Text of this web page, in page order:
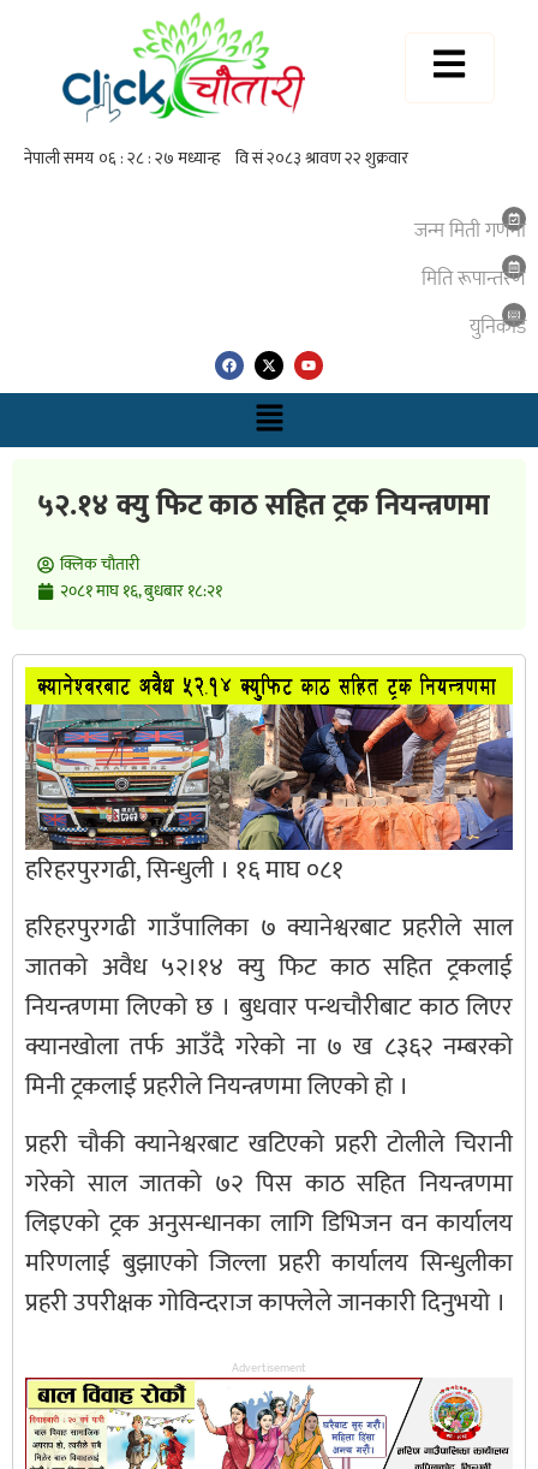
जन्म मिती गणना
मिति रूपान्तरण
युनिकाेड
५२.१४ क्यु फिट काठ सहित ट्रक नियन्त्रणमा
क्लिक चाैतारी
२०८१ माघ १६, बुधबार १८:२१
हरिहरपुरगढी, सिन्धुली । १६ माघ ०८१
हरिहरपुरगढी गाउँपालिका ७ क्यानेश्वरबाट प्रहरीले साल
जातको अवैध ५२।१४ क्यु फिट काठ सहित ट्रकलाई
नियन्त्रणमा लिएको छ । बुधवार पन्थचौरीबाट काठ लिएर
क्यानखोला तर्फ आउँदै गरेको ना ७ ख ८३६२ नम्बरको
मिनी ट्रकलाई प्रहरीले नियन्त्रणमा लिएको हो ।
प्रहरी चौकी क्यानेश्वरबाट खटिएको प्रहरी टोलीले चिरानी
गरेको साल जातको ७२ पिस काठ सहित नियन्त्रणमा
लिइएको ट्रक अनुसन्धानका लागि डिभिजन वन कार्यालय
मरिणलाई बुझाएको जिल्ला प्रहरी कार्यालय सिन्धुलीका
प्रहरी उपरीक्षक गोविन्दराज काफ्लेले जानकारी दिनुभयो ।
Advertisement